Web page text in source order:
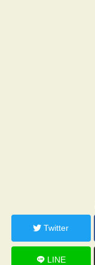
Twitter
LINE